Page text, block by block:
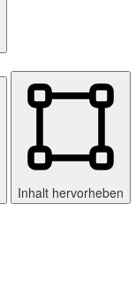
Inhalt hervorheben